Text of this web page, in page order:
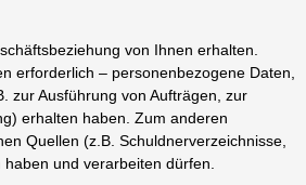
von Ihnen erhalten.
erforderlich – personenbezogene Daten,
zur Ausführung von Aufträgen, zur
erhalten haben. Zum anderen
Quellen (z.B. Schuldnerverzeichnisse,
und verarbeiten dürfen.